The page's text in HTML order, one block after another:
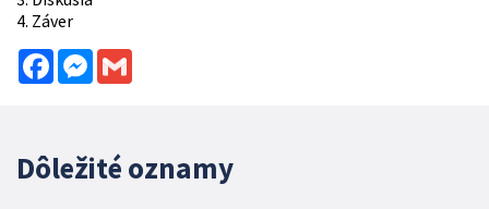
4. Záver
FacebookMessenger
Dôležité oznamy